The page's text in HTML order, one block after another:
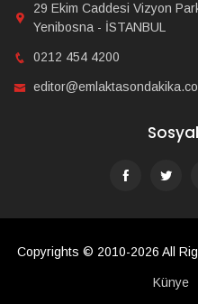
29 Ekim Caddesi Vizyon
Yenibosna - İSTANBUL
0212 454 4200
Copyrights © 2010-2026 All
Künye